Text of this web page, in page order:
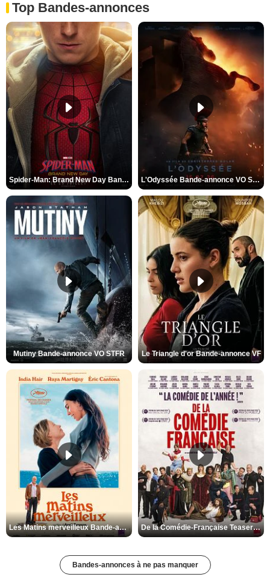
Top Bandes-annonces
Spider-Man: Brand New Day Bande-annonce VO STFR L'Odyssée Bande-annonce VO STFR
Mutiny Bande-annonce VO STFR Le Triangle d'or Bande-annonce VF
Les Matins merveilleux Bande-annonce VF De la Comédie-Française Teaser VF
Bandes-annonces à ne pas manquer